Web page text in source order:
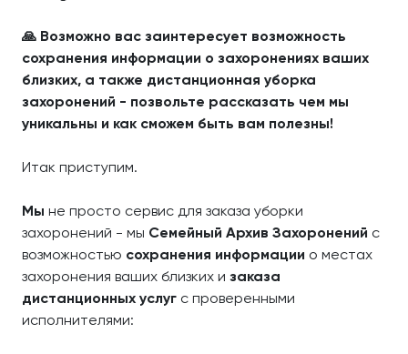
🙏 Возможно вас заинтересует возможность
сохранения информации о захоронениях ваших
близких, а также дистанционная уборка
захоронений - позвольте рассказать чем мы
уникальны и как сможем быть вам полезны!
Итак приступим.
Мы не просто сервис для заказа уборки
захоронений - мы Семейный Архив Захоронений с
возможностью сохранения информации о местах
захоронения ваших близких и заказа
дистанционных услуг с проверенными
исполнителями: